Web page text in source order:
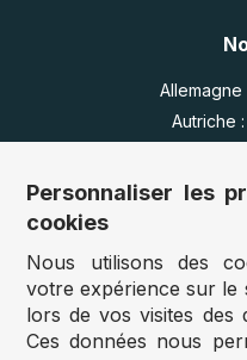
Allemagne
Autriche :
Royaume Uni :
Accès
Vous
Vous souhaitez
Personnaliser les
cookies
Nous utilisons des
votre expérience sur le
lors de vos visites des
Ces données nous